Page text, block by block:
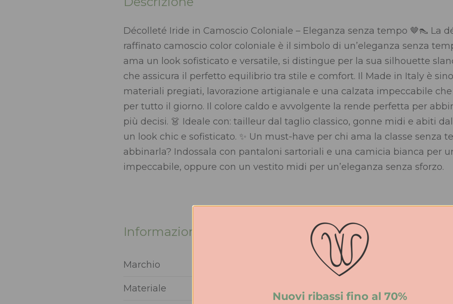
Décolleté Iride in Camoscio Coloniale – Eleganza senza tempo 🤎👠 La
raffinato camoscio color coloniale è il simbolo di un’eleganza senza
ama un look sofisticato e versatile, si distingue per la sua silhouette
che assicura il perfetto equilibrio tra stile e comfort. Il Made in Italy è
materiali pregiati, lavorazione artigianale e una calzata impeccabile
per tutto il giorno. Il colore caldo e avvolgente la rende perfetta per
più decisi. 👗 Ideale con: tailleur dal taglio classico, gonne midi e abiti
un look chic e sofisticato. ✨ Un must-have per chi ama la classe senza
abbinarla? Indossala con pantaloni sartoriali e una camicia bianca per
impeccabile, oppure con un vestito midi per un’eleganza senza sforzo.
Informazioni aggiuntive
Marchio Le Walterine
Materiale
Nuovi ribassi fino al 70%